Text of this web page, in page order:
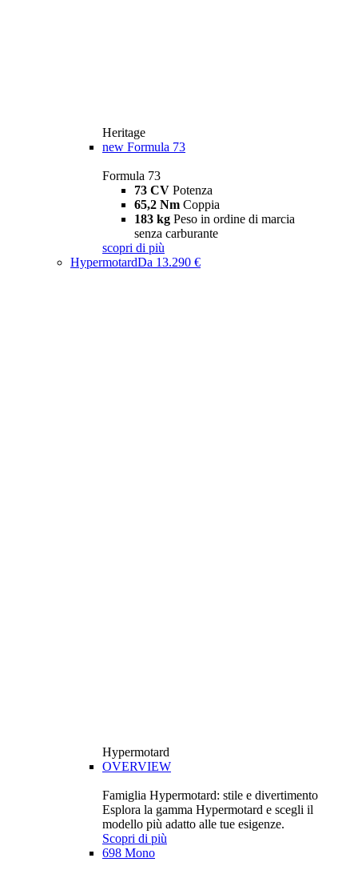
Heritage
new Formula 73
Formula 73
73 CV Potenza
65,2 Nm Coppia
183 kg Peso in ordine di marcia
senza carburante
scopri di più
HypermotardDa 13.290 €
Hypermotard
OVERVIEW
Famiglia Hypermotard: stile e divertimento
Esplora la gamma Hypermotard e scegli il
modello più adatto alle tue esigenze.
Scopri di più
698 Mono